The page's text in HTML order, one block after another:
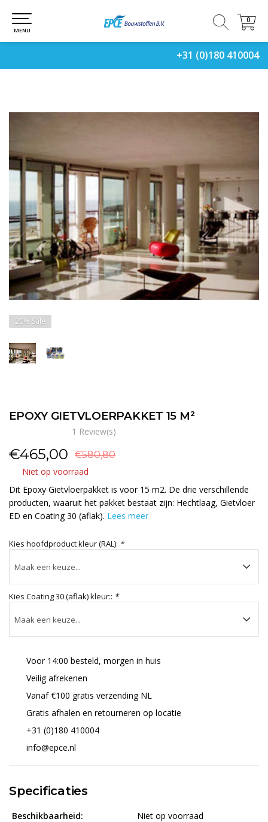
+31 (0)180 410004
0
0
MENU
20% Sale
EPOXY GIETVLOERPAKKET 15 M²
1 Review(s)
€465,00
€580,80
Niet op voorraad
Dit Epoxy Gietvloerpakket is voor 15 m2. De drie verschillende
producten, waaruit het pakket bestaat zijn: Hechtlaag, Gietvloer
ED en Coating 30 (aflak). Lees meer
Kies hoofdproduct kleur (RAL): *
Kies Coating 30 (aflak) kleur:: *
Voor 14:00 besteld, morgen in huis
Veilig afrekenen
Vanaf €100 gratis verzending NL
Gratis afhalen en retourneren op locatie
+31 (0)180 410004
info@epce.nl
Specificaties
Beschikbaarheid:
Niet op voorraad